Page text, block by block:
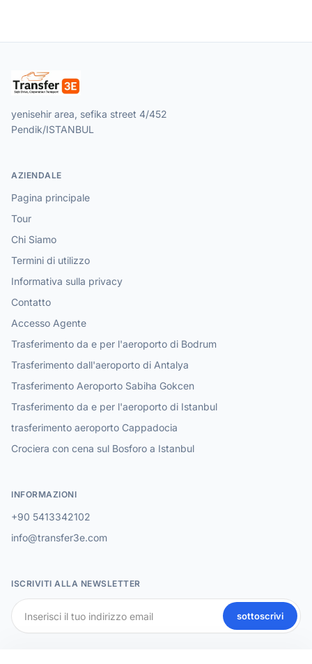
yenisehir area, sefika street 4/452
Pendik/ISTANBUL
AZIENDALE
Pagina principale
Tour
Chi Siamo
Termini di utilizzo
Informativa sulla privacy
Contatto
Accesso Agente
Trasferimento da e per l'aeroporto di Bodrum
Trasferimento dall'aeroporto di Antalya
Trasferimento Aeroporto Sabiha Gokcen
Trasferimento da e per l'aeroporto di Istanbul
trasferimento aeroporto Cappadocia
Crociera con cena sul Bosforo a Istanbul
INFORMAZIONI
+90 5413342102
info@transfer3e.com
ISCRIVITI ALLA NEWSLETTER
sottoscrivi